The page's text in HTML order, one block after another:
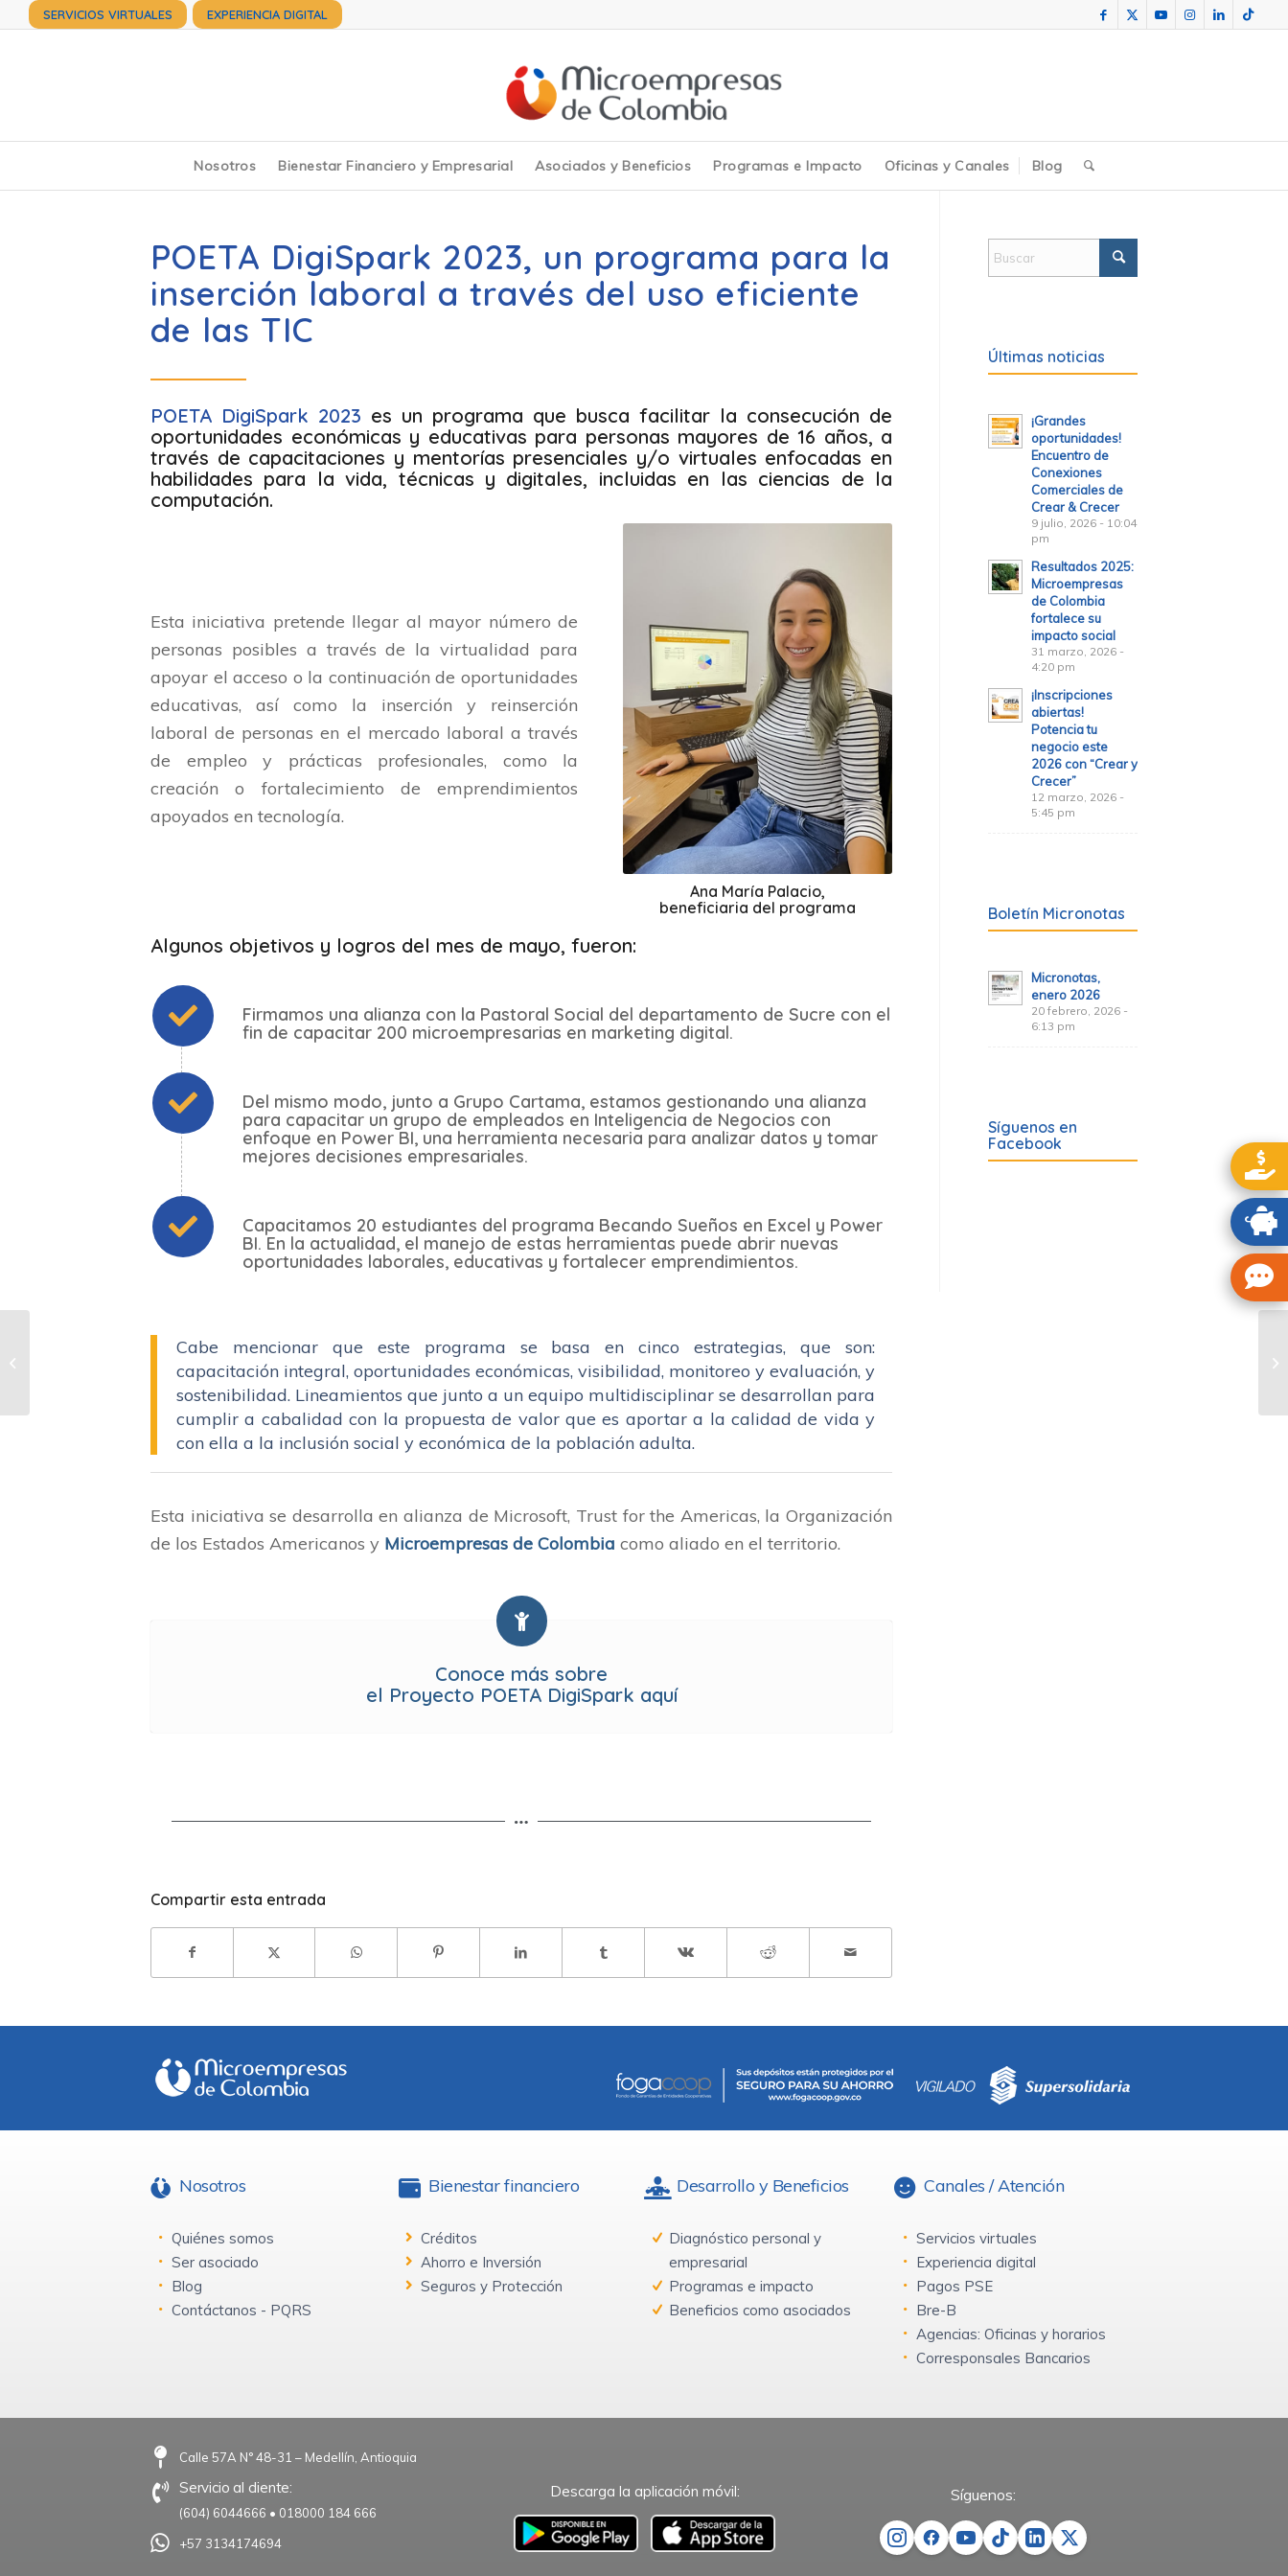
SERVICIOS VIRTUALES EXPERIENCIA DIGITAL
Nosotros Bienestar Financiero y Empresarial Asociados y Beneficios Programas e Impacto Oficinas y Canales Blog
POETA DigiSpark 2023, un programa para la
inserción laboral a través del uso eficiente
de las TIC
POETA DigiSpark 2023 es un programa que busca facilitar la consecución de
oportunidades económicas y educativas para personas mayores de 16 años, a
través de capacitaciones y mentorías presenciales y/o virtuales enfocadas en
habilidades para la vida, técnicas y digitales, incluidas en las ciencias de la
computación.
Esta iniciativa pretende llegar al mayor número de
personas posibles a través de la virtualidad para
apoyar el acceso o la continuación de oportunidades
educativas, así como la inserción y reinserción
laboral de personas en el mercado laboral a través
de empleo y prácticas profesionales, como la
creación o fortalecimiento de emprendimientos
apoyados en tecnología.
Ana María Palacio,
beneficiaria del programa
Algunos objetivos y logros del mes de mayo, fueron:
Firmamos una alianza con la Pastoral Social del departamento de Sucre con el
fin de capacitar 200 microempresarias en marketing digital.
Del mismo modo, junto a Grupo Cartama, estamos gestionando una alianza
para capacitar un grupo de empleados en Inteligencia de Negocios con
enfoque en Power BI, una herramienta necesaria para analizar datos y tomar
mejores decisiones empresariales.
Capacitamos 20 estudiantes del programa Becando Sueños en Excel y Power
BI. En la actualidad, el manejo de estas herramientas puede abrir nuevas
oportunidades laborales, educativas y fortalecer emprendimientos.
Cabe mencionar que este programa se basa en cinco estrategias, que son:
capacitación integral, oportunidades económicas, visibilidad, monitoreo y evaluación, y
sostenibilidad. Lineamientos que junto a un equipo multidisciplinar se desarrollan para
cumplir a cabalidad con la propuesta de valor que es aportar a la calidad de vida y
con ella a la inclusión social y económica de la población adulta.
Esta iniciativa se desarrolla en alianza de Microsoft, Trust for the Americas, la Organización
de los Estados Americanos y Microempresas de Colombia como aliado en el territorio.
Conoce más sobre
el Proyecto POETA DigiSpark aquí
Compartir esta entrada
Últimas noticias
¡Grandes
oportunidades!
Encuentro de
Conexiones
Comerciales de
Crear & Crecer
9 julio, 2026 - 10:04
pm
Resultados 2025:
Microempresas
de Colombia
fortalece su
impacto social
31 marzo, 2026 -
4:20 pm
¡Inscripciones
abiertas!
Potencia tu
negocio este
2026 con “Crear y
Crecer”
12 marzo, 2026 -
5:45 pm
Boletín Micronotas
Micronotas,
enero 2026
20 febrero, 2026 -
6:13 pm
Síguenos en
Facebook
Nosotros
Quiénes somos
Ser asociado
Blog
Contáctanos - PQRS
Bienestar financiero
Créditos
Ahorro e Inversión
Seguros y Protección
Desarrollo y Beneficios
Diagnóstico personal y
empresarial
Programas e impacto
Beneficios como asociados
Canales / Atención
Servicios virtuales
Experiencia digital
Pagos PSE
Bre-B
Agencias: Oficinas y horarios
Corresponsales Bancarios
Calle 57A N° 48-31 – Medellín, Antioquia
Servicio al cliente:
(604) 6044666 • 018000 184 666
+57 3134174694
Descarga la aplicación móvil: Síguenos: